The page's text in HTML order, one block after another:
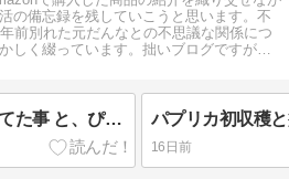
の備忘録を残していこうと思います。不
前別れた元だんなとの不思議な関係につ
しく綴っています。拙いブログですがど
美容室でずっと気になってた事 と、ぴーたんの世界一短い昔話し
16日前